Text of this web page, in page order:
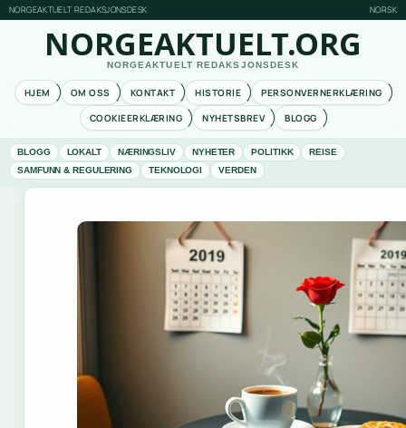
NORGEAKTUELT REDAKSJONSDESK NORSK
NORGEAKTUELT.ORG
NORGEAKTUELT REDAKSJONSDESK
HJEM OM OSS KONTAKT HISTORIE
PERSONVERNERKLÆRING
COOKIEERKLÆRING
NYHETSBREV BLOGG
BLOGG LOKALT NÆRINGSLIV NYHETER POLITIKK
REISE
SAMFUNN & REGULERING
TEKNOLOGI VERDEN